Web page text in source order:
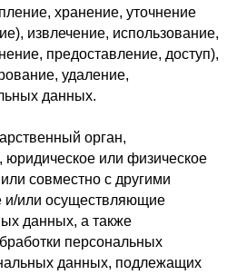
хранение, уточнение
извлечение, использование,
предоставление, доступ),
удаление,
данных.
орган,
или физическое
совместно с другими
и/или осуществляющие
данных, а также
персональных
данных, подлежащих